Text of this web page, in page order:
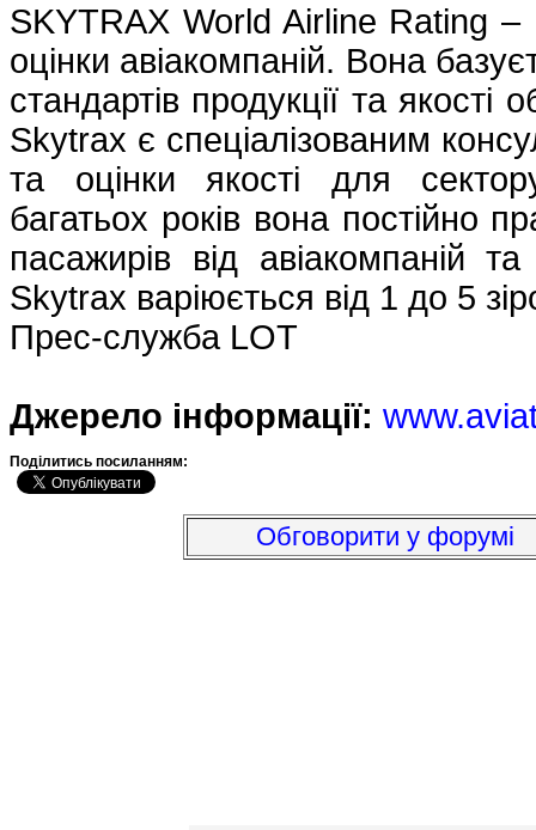
SKYTRAX World Airline Rating
оцінки авіакомпаній. Вона
стандартів продукції та
Skytrax є спеціалізованим
та оцінки якості для
багатьох років вона постійно
пасажирів від авіакомпаній
Skytrax варіюється від 1 до 5
Прес-служба LOT
Джерело інформації:
Подiлитись посиланням:
Обговорити у форумі